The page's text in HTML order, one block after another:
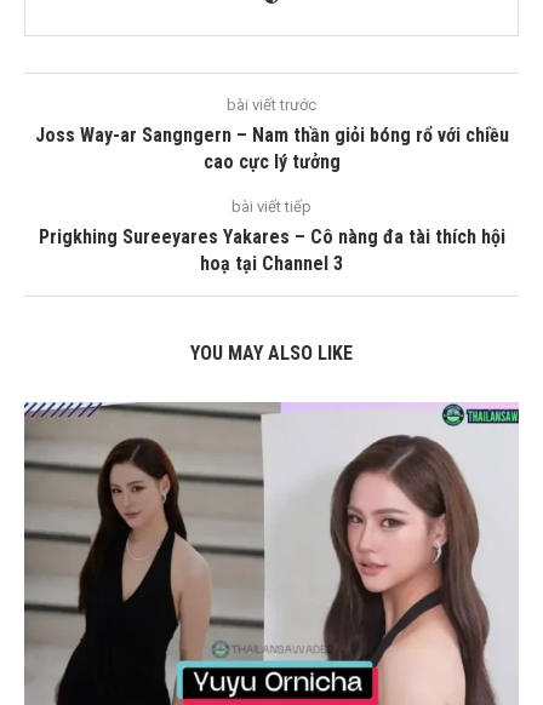
bài viết trước
Joss Way-ar Sangngern – Nam thần giỏi bóng rổ với chiều
cao cực lý tưởng
bài viết tiếp
Prigkhing Sureeyares Yakares – Cô nàng đa tài thích hội
hoạ tại Channel 3
YOU MAY ALSO LIKE